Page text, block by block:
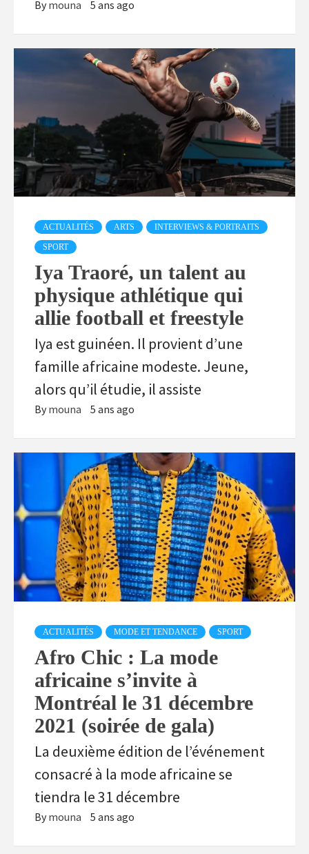
By mouna 5 ans ago
ACTUALITÉS ARTS INTERVIEWS & PORTRAITS
SPORT
Iya Traoré, un talent au
physique athlétique qui
allie football et freestyle
Iya est guinéen. Il provient d’une
famille africaine modeste. Jeune,
alors qu’il étudie, il assiste
By mouna 5 ans ago
ACTUALITÉS MODE ET TENDANCE SPORT
Afro Chic : La mode
africaine s’invite à
Montréal le 31 décembre
2021 (soirée de gala)
La deuxième édition de l’événement
consacré à la mode africaine se
tiendra le 31 décembre
By mouna 5 ans ago